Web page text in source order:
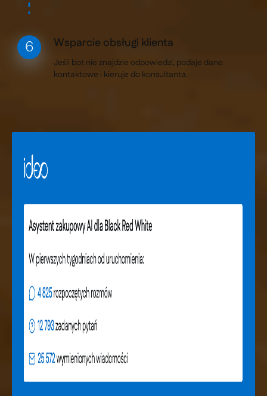
Wsparcie obsługi klienta
Jeśli bot nie znajdzie odpowiedzi, podaje dane
kontaktowe i kieruje do konsultanta.